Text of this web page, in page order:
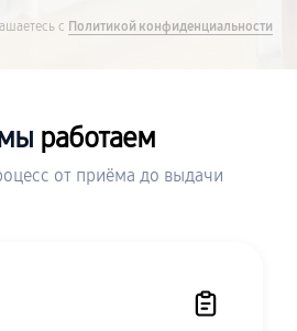
с Политикой конфиденциальности
работаем
от приёма до выдачи